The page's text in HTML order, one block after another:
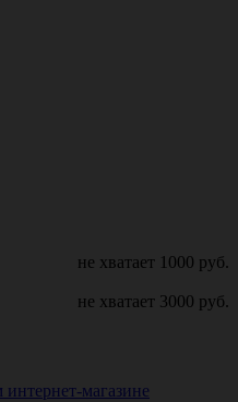
не хватает 1000 руб.
не хватает 3000 руб.
интернет-магазине